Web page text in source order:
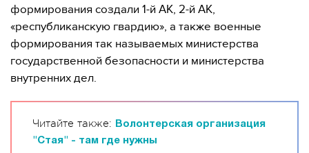
формирования создали 1-й АК, 2-й АК,
«республиканскую гвардию», а также военные
формирования так называемых министерства
государственной безопасности и министерства
внутренних дел.
Читайте также:
Волонтерская организация
"Стая" - там где нужны